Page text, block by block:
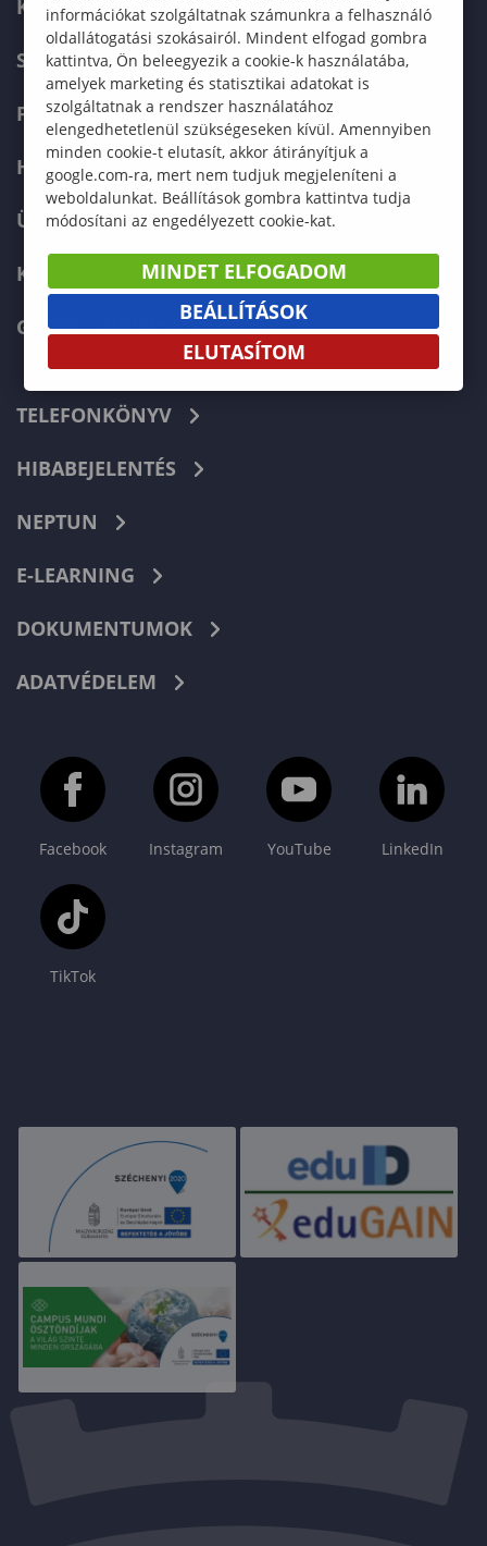
KÉPZÉSKERESŐ
SZERVEZETI FELÉPÍTÉS
FELVÉTELIZŐKNEK
HALLGATÓKNAK
ÜZLETI PARTNEREKNEK
KARRIER
GREEN UNIVERSITY
TELEFONKÖNYV
HIBABEJELENTÉS
NEPTUN
E-LEARNING
DOKUMENTUMOK
ADATVÉDELEM
Facebook Instagram YouTube LinkedIn
TikTok
információkat szolgáltatnak számunkra a felhasználó
oldallátogatási szokásairól. Mindent elfogad gombra
kattintva, Ön beleegyezik a cookie-k használatába,
amelyek marketing és statisztikai adatokat is
szolgáltatnak a rendszer használatához
elengedhetetlenül szükségeseken kívül. Amennyiben
minden cookie-t elutasít, akkor átirányítjuk a
google.com-ra, mert nem tudjuk megjeleníteni a
weboldalunkat. Beállítások gombra kattintva tudja
módosítani az engedélyezett cookie-kat.
MINDET ELFOGADOM
BEÁLLÍTÁSOK
ELUTASÍTOM